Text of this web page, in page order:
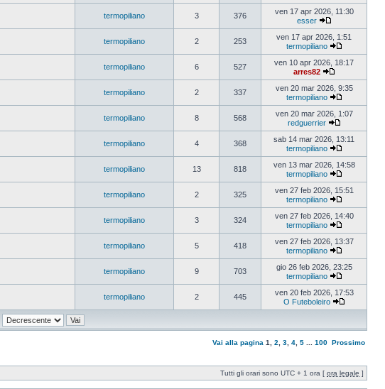
termopiliano 3 376
ven 17 apr 2026, 11:30
esser
termopiliano 2 253
ven 17 apr 2026, 1:51
termopiliano
termopiliano 6 527
ven 10 apr 2026, 18:17
arres82
termopiliano 2 337
ven 20 mar 2026, 9:35
termopiliano
termopiliano 8 568
ven 20 mar 2026, 1:07
redguerrier
termopiliano 4 368
sab 14 mar 2026, 13:11
termopiliano
termopiliano 13 818
ven 13 mar 2026, 14:58
termopiliano
termopiliano 2 325
ven 27 feb 2026, 15:51
termopiliano
termopiliano 3 324
ven 27 feb 2026, 14:40
termopiliano
termopiliano 5 418
ven 27 feb 2026, 13:37
termopiliano
termopiliano 9 703
gio 26 feb 2026, 23:25
termopiliano
termopiliano 2 445
ven 20 feb 2026, 17:53
O Futeboleiro
Vai alla pagina 1 2 3 4 5 100 Prossimo
Tutti gli orari sono UTC + 1 ora [ ora legale ]